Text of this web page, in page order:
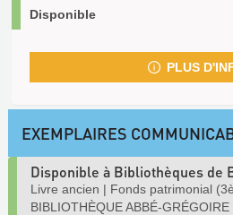
Disponible
PLUS
EXEMPLAIRES
Disponible à Bibliothèques de
Livre ancien | Fonds patrimonial
BIBLIOTHÈQUE ABBÉ-GRÉGOIRE